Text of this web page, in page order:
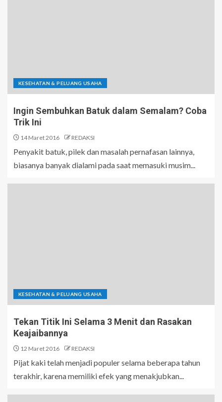
KESEHATAN & PELUANG USAHA
Ingin Sembuhkan Batuk dalam Semalam? Coba
Trik Ini
14 Maret 2016 REDAKSI
Penyakit batuk, pilek dan masalah pernafasan lainnya,
biasanya banyak dialami pada saat memasuki musim...
KESEHATAN & PELUANG USAHA
Tekan Titik Ini Selama 3 Menit dan Rasakan
Keajaibannya
12 Maret 2016 REDAKSI
Pijat kaki telah menjadi populer selama beberapa tahun
terakhir, karena memiliki efek yang menakjubkan...